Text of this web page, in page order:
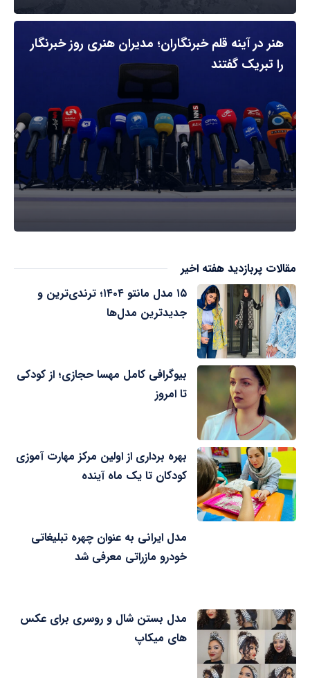
هنر در آینه قلم خبرنگاران؛ مدیران هنری روز خبرنگار
را تبریک گفتند
مقالات پربازدید هفته اخیر
۱۵ مدل مانتو ۱۴۰۴؛ ترندی‌ترین و
جدیدترین مدل‌ها
بیوگرافی کامل مهسا حجازی؛ از کودکی
تا امروز
بهره برداری از اولین مرکز مهارت آموزی
کودکان تا یک ماه آینده
مدل ایرانی به عنوان چهره تبلیغاتی
خودرو مازراتی معرفی شد
مدل بستن شال و روسری برای عکس
های میکاپ